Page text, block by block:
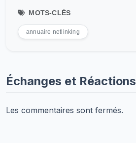
MOTS-CLÉS
annuaire netlinking
Échanges et Réactions
Les commentaires sont fermés.